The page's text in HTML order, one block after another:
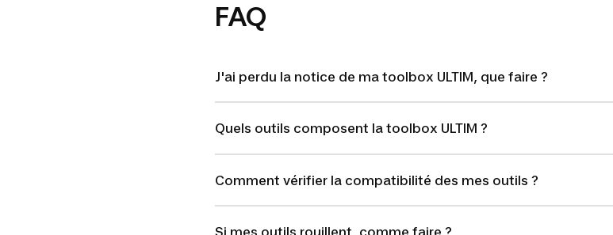
FAQ
J'ai perdu la notice de ma toolbox ULTIM, que faire ?
Quels outils composent la toolbox ULTIM ?
Comment vérifier la compatibilité des mes outils ?